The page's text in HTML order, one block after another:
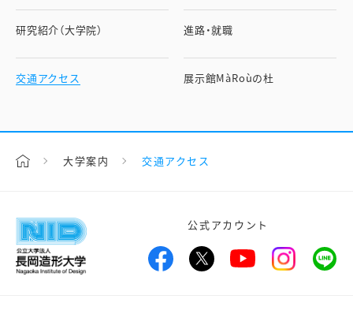
研究紹介（大学院） 進路・就職
交通アクセス 展示館MàRoùの杜
大学案内 交通アクセス
公式アカウント